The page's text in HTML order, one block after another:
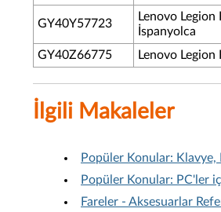
GY40Y57723
Lenovo
İspanyolca
GY40Z66775 Lenovo
İlgili Makaleler
Popüler Konular: Klavye,
Popüler Konular: PC'ler
Fareler - Aksesuarlar